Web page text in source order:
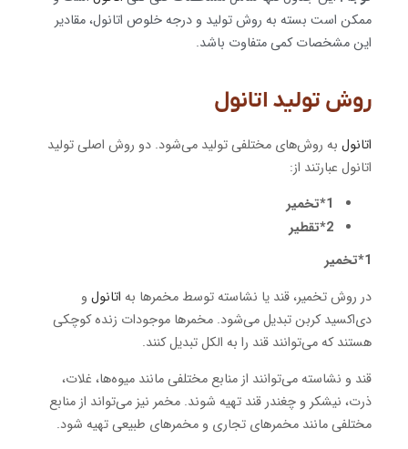
ممکن است بسته به روش تولید و درجه خلوص اتانول، مقادیر
این مشخصات کمی متفاوت باشد.
روش تولید اتانول
اتانول به روش‌های مختلفی تولید می‌شود. دو روش اصلی تولید
اتانول عبارتند از:
1*تخمیر
2*تقطیر
1*تخمیر
در روش تخمیر، قند یا نشاسته توسط مخمرها به اتانول و
دی‌اکسید کربن تبدیل می‌شود. مخمرها موجودات زنده کوچکی
هستند که می‌توانند قند را به الکل تبدیل کنند.
قند و نشاسته می‌توانند از منابع مختلفی مانند میوه‌ها، غلات،
ذرت، نیشکر و چغندر قند تهیه شوند. مخمر نیز می‌تواند از منابع
مختلفی مانند مخمرهای تجاری و مخمرهای طبیعی تهیه شود.